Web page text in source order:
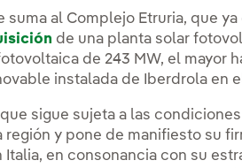
suma al Complejo Etruria, que
de una planta solar
de 243 MW, el mayor
instalada de Iberdrola en
sigue sujeta a las
región y pone de manifiesto su
Italia, en consonancia con su